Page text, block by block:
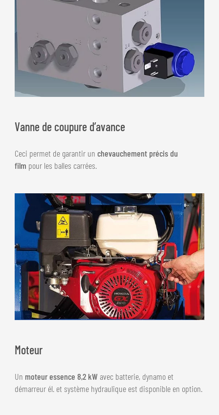
Vanne de coupure d’avance
Ceci permet de garantir un chevauchement précis du
film pour les balles carrées.
Moteur
Un moteur essence 8,2 kW avec batterie, dynamo et
démarreur él. et système hydraulique est disponible en option.